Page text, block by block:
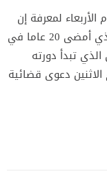
لمعرفة إن
كان فيلمه (ذا مان هو كيلد دون كيخوته) الذي أمضى 20 عاما في
تبدأ دورته
دعوى قضائية